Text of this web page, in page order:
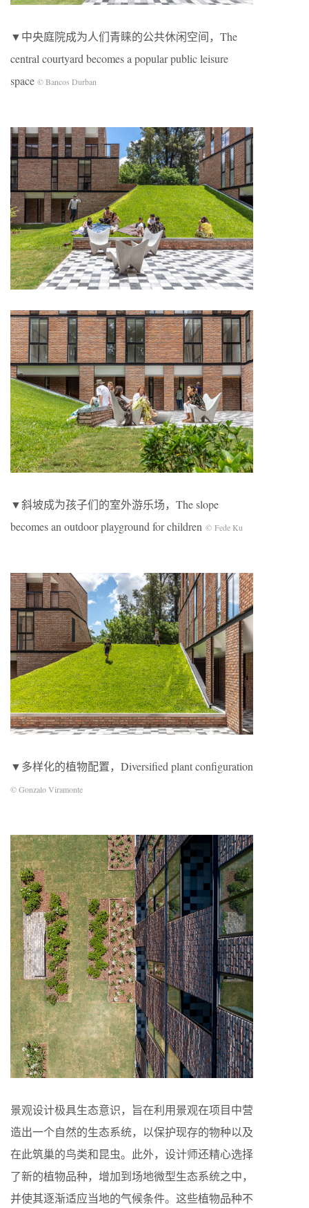
▼中央庭院成为人们青睐的公共休闲空间，The
central courtyard becomes a popular public leisure
space © Bancos Durban
▼斜坡成为孩子们的室外游乐场，The slope
becomes an outdoor playground for children © Fede Ku
▼多样化的植物配置，Diversified plant configuration
© Gonzalo Viramonte
景观设计极具生态意识，旨在利用景观在项目中营
造出一个自然的生态系统，以保护现存的物种以及
在此筑巢的鸟类和昆虫。此外，设计师还精心选择
了新的植物品种，增加到场地微型生态系统之中，
并使其逐渐适应当地的气候条件。这些植物品种不